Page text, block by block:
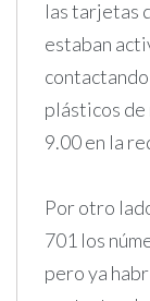
las tarjetas
estaban
plásticos de
9.00 en la
Por otro
701 los
pero ya